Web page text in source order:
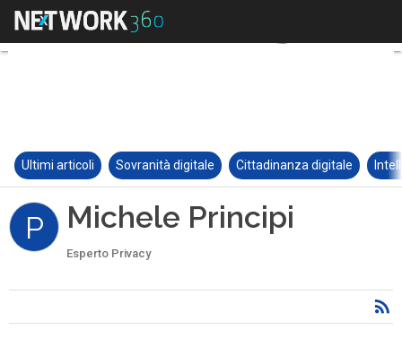
Ultimi articoli Sovranità digitale Cittadinanza digitale
P Michele Principi
Esperto Privacy